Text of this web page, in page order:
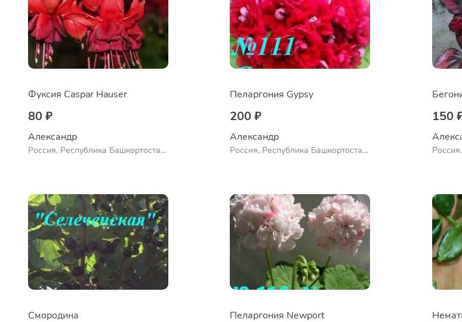
Фуксия Caspar Hauser
80 ₽
Александр
Россия, Республика Башкортостан,
Пеларгония Gypsy
200 ₽
Александр
Россия, Республика Башкортостан,
150
Смородина Пеларгония Newport